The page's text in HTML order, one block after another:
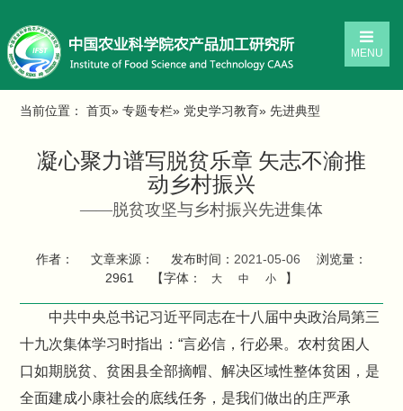
MENU
当前位置：首页»专题专栏» 党史学习教育» 先进典型
凝心聚力谱写脱贫乐章 矢志不渝推
动乡村振兴
——脱贫攻坚与乡村振兴先进集体
作者： 文章来源： 发布时间： 2021-05-06
浏览量：
2961
【字体： 大 中 小 】
中共中央总书记习近平同志在十八届中央政治局第三
十九次集体学习时指出：“言必信，行必果。农村贫困人
口如期脱贫、贫困县全部摘帽、解决区域性整体贫困，是
全面建成小康社会的底线任务，是我们做出的庄严承